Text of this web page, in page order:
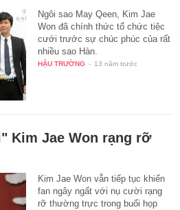
Ngôi sao May Qeen, Kim Jae
Won đã chính thức tổ chức tiệc
cưới trước sự chúc phúc của rất
nhiều sao Hàn.
HẬU TRƯỜNG - 13 năm trước
Kim Jae Won rạng rỡ
Kim Jae Won vẫn tiếp tục khiến
fan ngây ngất với nụ cười rạng
rỡ thường trực trong buổi họp